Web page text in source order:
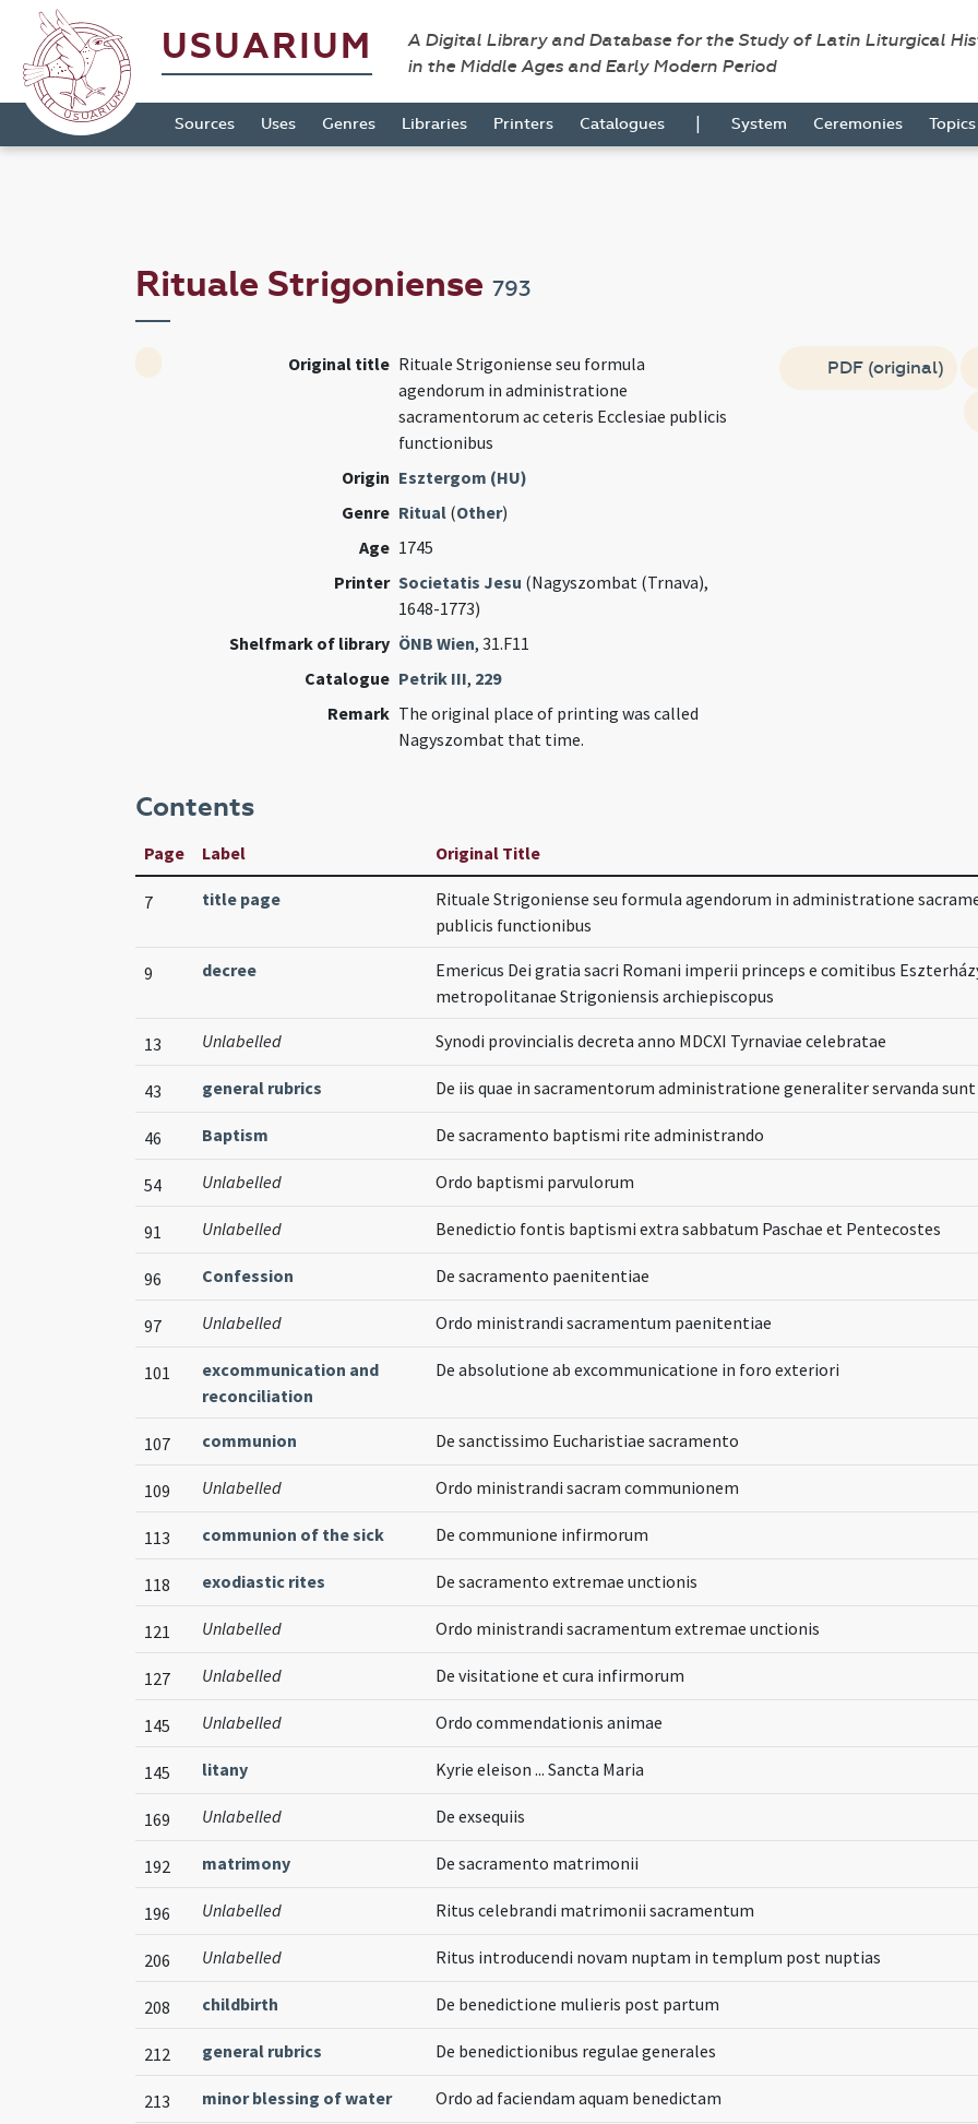
USUARIUM
A Digital Library and Database for the Study of Latin Liturgical
in the Middle Ages and Early Modern Period
Sources Uses Genres Libraries Printers Catalogues | System Ceremonies
Rituale Strigoniense 793
Original title Rituale Strigoniense seu formula
agendorum in administratione
sacramentorum ac ceteris Ecclesiae publicis
functionibus
Origin Esztergom (HU)
Genre Ritual(Other)
Age 1745
Printer Societatis Jesu (Nagyszombat (Trnava),
1648-1773)
Shelfmark of library ÖNB Wien, 31.F11
Catalogue Petrik III, 229
Remark The original place of printing was called
Nagyszombat that time.
PDF (original)
Contents
Page Label Original Title
7 title page
Rituale Strigoniense seu formula agendorum in administratione
publicis functionibus
9 decree
Emericus Dei gratia sacri Romani imperii princeps e comitibus
metropolitanae Strigoniensis archiepiscopus
13 Unlabelled Synodi provincialis decreta anno MDCXI Tyrnaviae celebratae
43 general rubrics De iis quae in sacramentorum administratione generaliter servanda sunt
46 Baptism De sacramento baptismi rite administrando
54 Unlabelled Ordo baptismi parvulorum
91 Unlabelled Benedictio fontis baptismi extra sabbatum Paschae et Pentecostes
96 Confession De sacramento paenitentiae
97 Unlabelled Ordo ministrandi sacramentum paenitentiae
101
excommunication and
reconciliation
De absolutione ab excommunicatione in foro exteriori
107 communion De sanctissimo Eucharistiae sacramento
109 Unlabelled Ordo ministrandi sacram communionem
113 communion of the sick De communione infirmorum
118 exodiastic rites De sacramento extremae unctionis
121 Unlabelled Ordo ministrandi sacramentum extremae unctionis
127 Unlabelled De visitatione et cura infirmorum
145 Unlabelled Ordo commendationis animae
145 litany Kyrie eleison ... Sancta Maria
169 Unlabelled De exsequiis
192 matrimony De sacramento matrimonii
196 Unlabelled Ritus celebrandi matrimonii sacramentum
206 Unlabelled Ritus introducendi novam nuptam in templum post nuptias
208 childbirth De benedictione mulieris post partum
212 general rubrics De benedictionibus regulae generales
213 minor blessing of water Ordo ad faciendam aquam benedictam